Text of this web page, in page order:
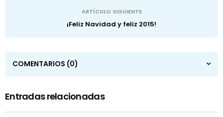
ARTÍCULO SIGUIENTE
¡Feliz Navidad y feliz 2015!
COMENTARIOS (0)
Entradas relacionadas